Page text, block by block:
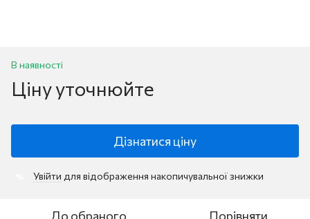
В наявності
Ціну уточнюйте
Дізнатися ціну
Увійти для відображення накопичувальної знижки
До обраного Порівняти